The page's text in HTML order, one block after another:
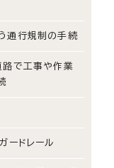
通行規制の手続
路で工事や作業
ードレール